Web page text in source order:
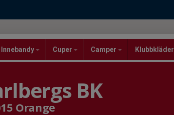
Innebandy Cuper Camper Klubbkläder
BK
Orange